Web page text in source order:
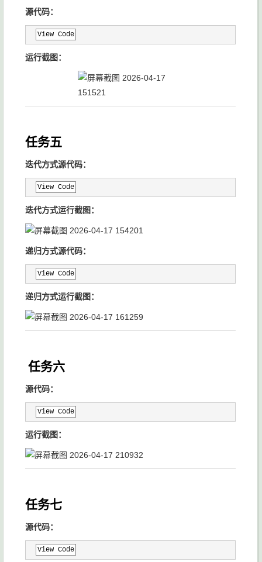
源代码：
View Code
运行截图：
任务五
迭代方式源代码：
View Code
迭代方式运行截图：
递归方式源代码：
View Code
递归方式运行截图：
任务六
源代码：
View Code
运行截图：
任务七
源代码：
View Code